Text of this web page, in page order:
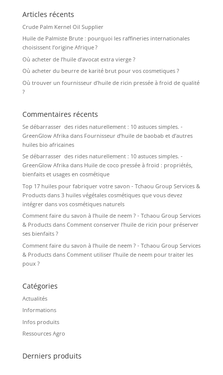
Articles récents
Crude Palm Kernel Oil Supplier
Huile de Palmiste Brute : pourquoi les raffineries internationales
choisissent l’origine Afrique ?
Où acheter de l’huile d’avocat extra vierge ?
Où acheter du beurre de karité brut pour vos cosmetiques ?
Où trouver un fournisseur d’huile de ricin pressée à froid de qualité
?
Commentaires récents
Se débarrasser des rides naturellement : 10 astuces simples. -
GreenGlow Afrikadans Fournisseur d’huile de baobab et d’autres
huiles bio africaines
Se débarrasser des rides naturellement : 10 astuces simples. -
GreenGlow Afrikadans Huile de coco pressée à froid : propriétés,
bienfaits et usages en cosmétique
Top 17 huiles pour fabriquer votre savon - Tchaou Group Services &
Productsdans 3 huiles végétales cosmétiques que vous devez
intégrer dans vos cosmétiques naturels
Comment faire du savon à l’huile de neem ? - Tchaou Group Services
& Productsdans Comment conserver l’huile de ricin pour préserver
ses bienfaits ?
Comment faire du savon à l’huile de neem ? - Tchaou Group Services
& Productsdans Comment utiliser l’huile de neem pour traiter les
poux ?
Catégories
Actualités
Informations
Infos produits
Ressources Agro
Derniers produits